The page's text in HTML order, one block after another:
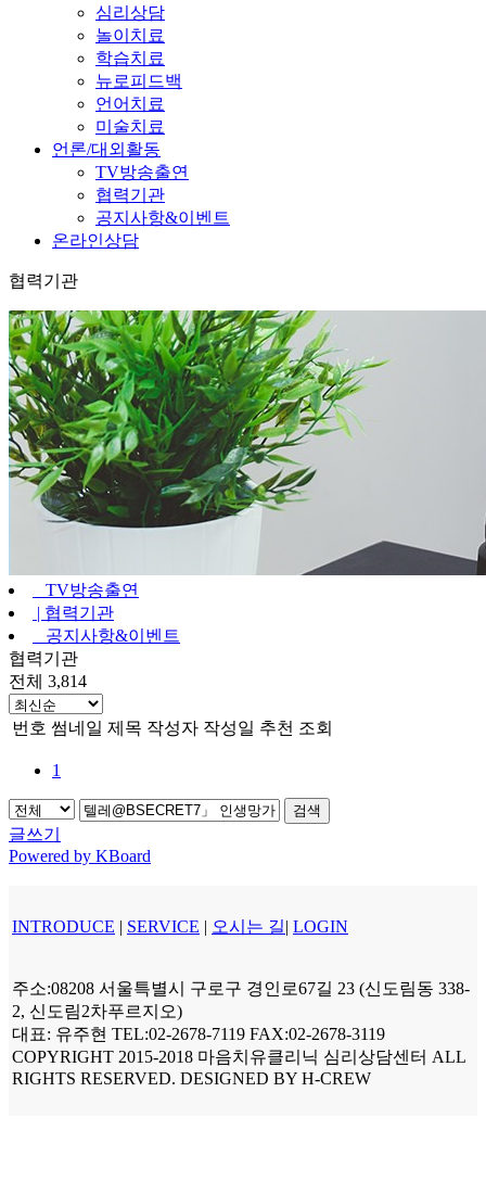
심리상담
놀이치료
학습치료
뉴로피드백
언어치료
미술치료
언론/대외활동
TV방송출연
협력기관
공지사항&이벤트
온라인상담
협력기관
TV방송출연
| 협력기관
공지사항&이벤트
협력기관
전체 3,814
번호 썸네일 제목 작성자 작성일 추천 조회
1
검색
글쓰기
Powered by KBoard
INTRODUCE SERVICE 오시는 길 LOGIN
주소:08208 서울특별시 구로구 경인로67길 23 (신도림동 338-
2, 신도림2차푸르지오)
대표: 유주현 TEL:02-2678-7119 FAX:02-2678-3119
COPYRIGHT 2015-2018 마음치유클리닉 심리상담센터 ALL
RIGHTS RESERVED. DESIGNED BY H-CREW